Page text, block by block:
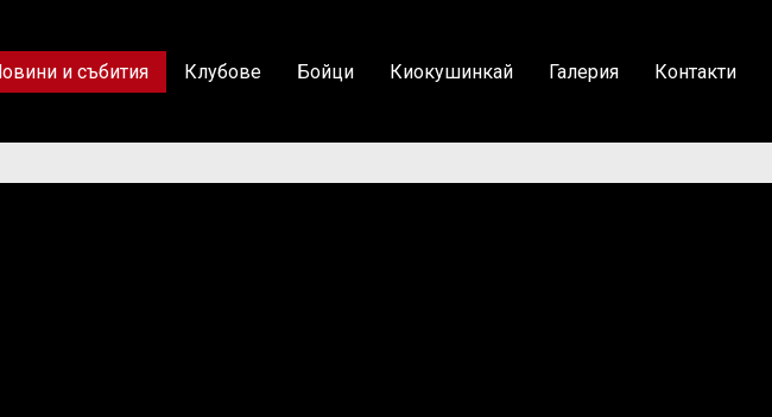
и събития Клубове Бойци Киокушинкай Галерия Контакти